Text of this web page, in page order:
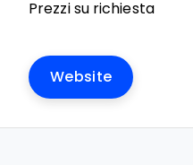
Prezzi su richiesta
Website